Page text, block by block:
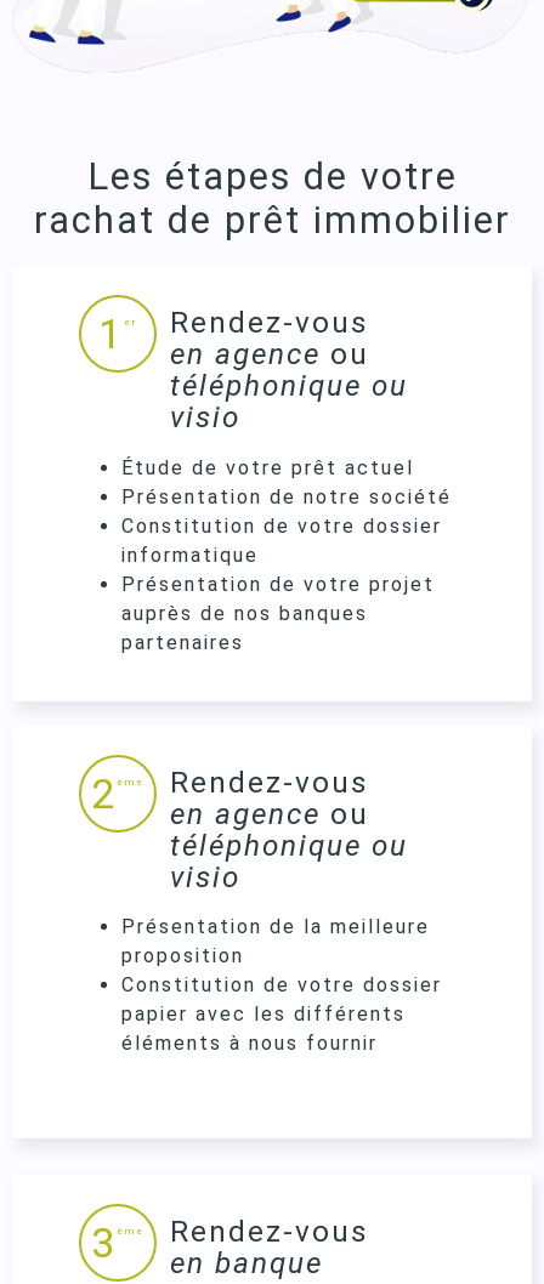
Les étapes de votre
rachat de prêt immobilier
1 er
Rendez-vous
en agence ou
téléphonique ou
visio
Étude de votre prêt actuel
Présentation de notre société
Constitution de votre dossier
informatique
Présentation de votre projet
auprès de nos banques
partenaires
2 ème
Rendez-vous
en agence ou
téléphonique ou
visio
Présentation de la meilleure
proposition
Constitution de votre dossier
papier avec les différents
éléments à nous fournir
3 ème
Rendez-vous
en banque